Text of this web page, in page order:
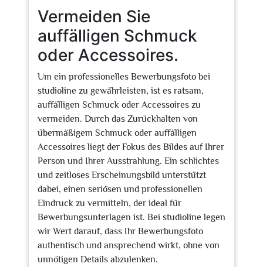
Vermeiden Sie
auffälligen Schmuck
oder Accessoires.
Um ein professionelles Bewerbungsfoto bei
studioline zu gewährleisten, ist es ratsam,
auffälligen Schmuck oder Accessoires zu
vermeiden. Durch das Zurückhalten von
übermäßigem Schmuck oder auffälligen
Accessoires liegt der Fokus des Bildes auf Ihrer
Person und Ihrer Ausstrahlung. Ein schlichtes
und zeitloses Erscheinungsbild unterstützt
dabei, einen seriösen und professionellen
Eindruck zu vermitteln, der ideal für
Bewerbungsunterlagen ist. Bei studioline legen
wir Wert darauf, dass Ihr Bewerbungsfoto
authentisch und ansprechend wirkt, ohne von
unnötigen Details abzulenken.